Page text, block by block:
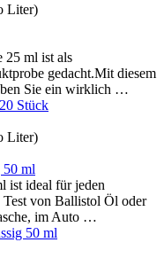
Liter)
25 ml ist als
gedacht.Mit diesem
Sie ein wirklich …
Liter)
ml
ist ideal für jeden
Test von Ballistol Öl oder
im Auto …